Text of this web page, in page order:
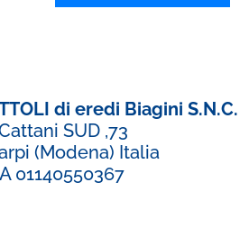
di eredi Biagini S.N.C.
SUD ,73
(Modena) Italia
01140550367